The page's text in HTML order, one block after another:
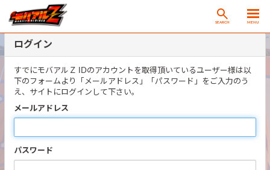
SEARCH MENU
ログイン
すでにモバアルＺ IDのアカウントを取得頂いているユーザー様は以
下のフォームより「メールアドレス」「パスワード」をご入力のう
え、サイトにログインして下さい。
メールアドレス
パスワード